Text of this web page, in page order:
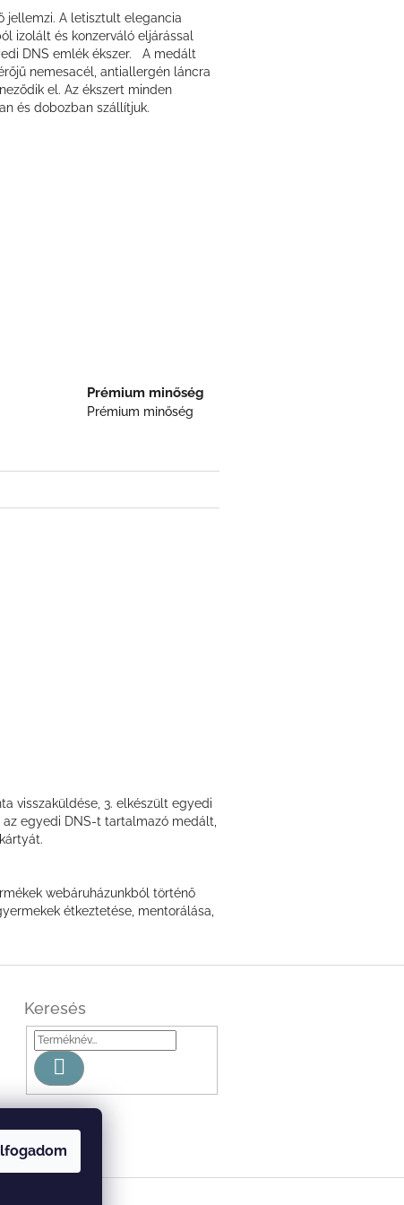
jellemzi. A letisztult elegancia
izolált és konzerváló eljárással
DNS emlék ékszer. A medált
nemesacél, antiallergén láncra
el. Az ékszert minden
és dobozban szállítjuk.
Prémium minőség
Prémium minőség
visszaküldése, 3. elkészült egyedi
egyedi DNS-t tartalmazó medált,
webáruházunkból történő
étkeztetése, mentorálása,
Keresés
Keresés